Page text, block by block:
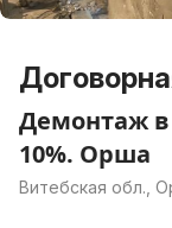
Демонтаж в
10%. Орша
Витебская обл.,